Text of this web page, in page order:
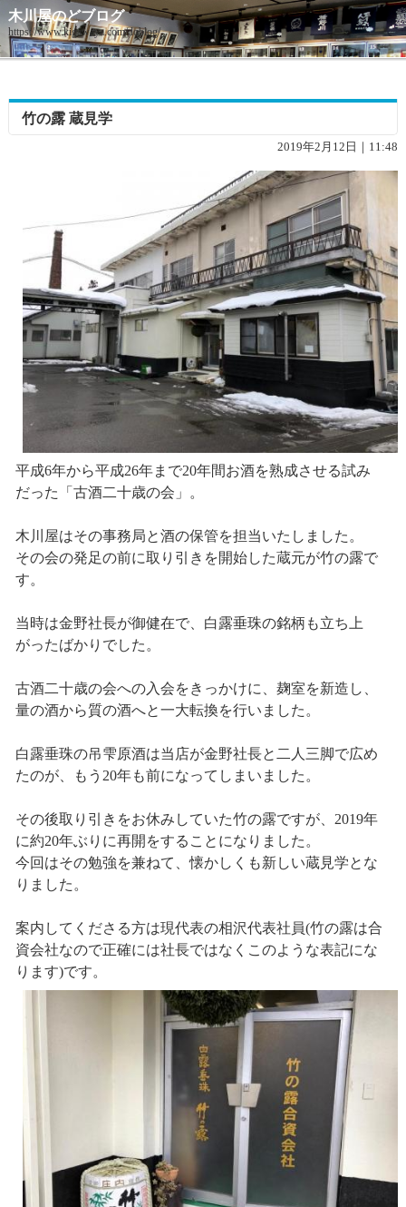
木川屋のどブログ
https://www.kigawaya.com/doblog/
竹の露 蔵見学
2019年2月12日｜11:48
平成6年から平成26年まで20年間お酒を熟成させる試み
だった「古酒二十歳の会」。
木川屋はその事務局と酒の保管を担当いたしました。
その会の発足の前に取り引きを開始した蔵元が竹の露で
す。
当時は金野社長が御健在で、白露垂珠の銘柄も立ち上
がったばかりでした。
古酒二十歳の会への入会をきっかけに、麹室を新造し、
量の酒から質の酒へと一大転換を行いました。
白露垂珠の吊雫原酒は当店が金野社長と二人三脚で広め
たのが、もう20年も前になってしまいました。
その後取り引きをお休みしていた竹の露ですが、2019年
に約20年ぶりに再開をすることになりました。
今回はその勉強を兼ねて、懐かしくも新しい蔵見学とな
りました。
案内してくださる方は現代表の相沢代表社員(竹の露は合
資会社なので正確には社長ではなくこのような表記にな
ります)です。